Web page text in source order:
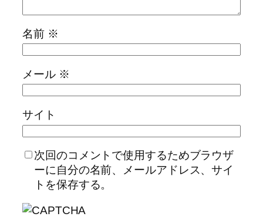
名前 ※
メール ※
サイト
次回のコメントで使用するためブラウザ
ーに自分の名前、メールアドレス、サイ
トを保存する。